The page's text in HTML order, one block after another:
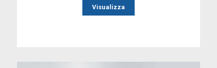
Visualizza